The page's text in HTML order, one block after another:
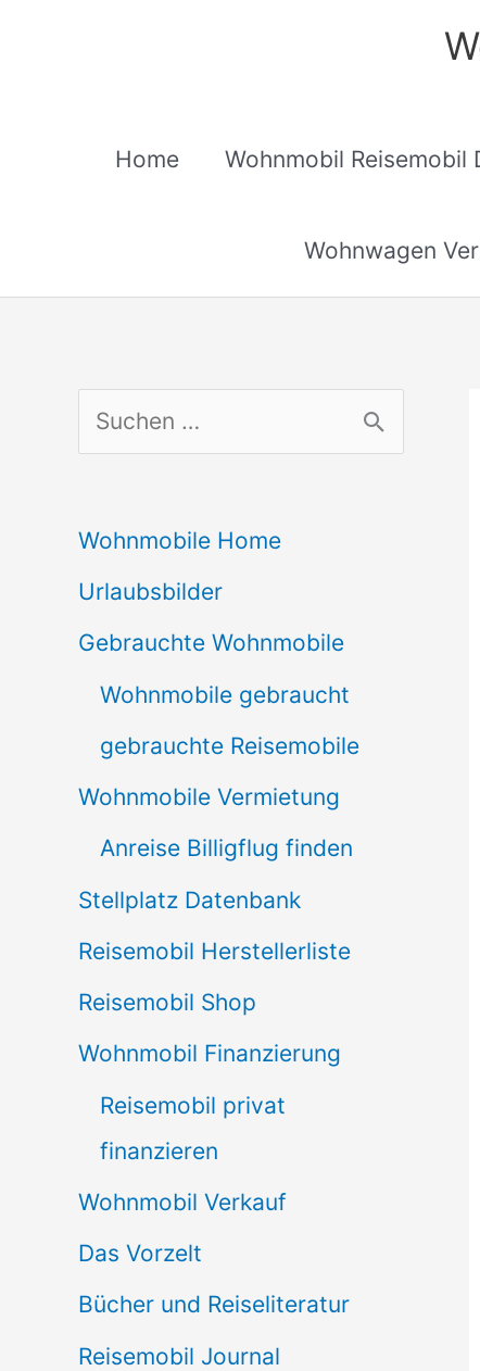
Home Wohnmobil Reisemobil
Wohnwagen
u
h
e
n
Wohnmobile Home
Urlaubsbilder
Gebrauchte Wohnmobile
Wohnmobile gebraucht
gebrauchte Reisemobile
Wohnmobile Vermietung
Anreise Billigflug finden
Stellplatz Datenbank
Reisemobil Herstellerliste
Reisemobil Shop
Wohnmobil Finanzierung
Reisemobil privat
finanzieren
Wohnmobil Verkauf
Das Vorzelt
Bücher und Reiseliteratur
Reisemobil Journal